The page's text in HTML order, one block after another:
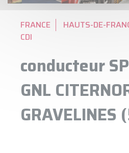
FRANCE HAUTS-DE-
CDI
conducteur
GNL